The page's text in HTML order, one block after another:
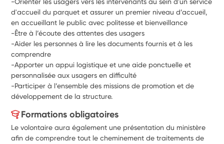
d'accueil du parquet et assurer un premier niveau d’accueil,
en accueillant le public avec politesse et bienveillance
-Être à l’écoute des attentes des usagers
-Aider les personnes à lire les documents fournis et à les
comprendre
-Apporter un appui logistique et une aide ponctuelle et
personnalisée aux usagers en difficulté
-Participer à l’ensemble des missions de promotion et de
développement de la structure.
Formations obligatoires
Le volontaire aura également une présentation du ministère
afin de comprendre tout le cheminement de traitements de